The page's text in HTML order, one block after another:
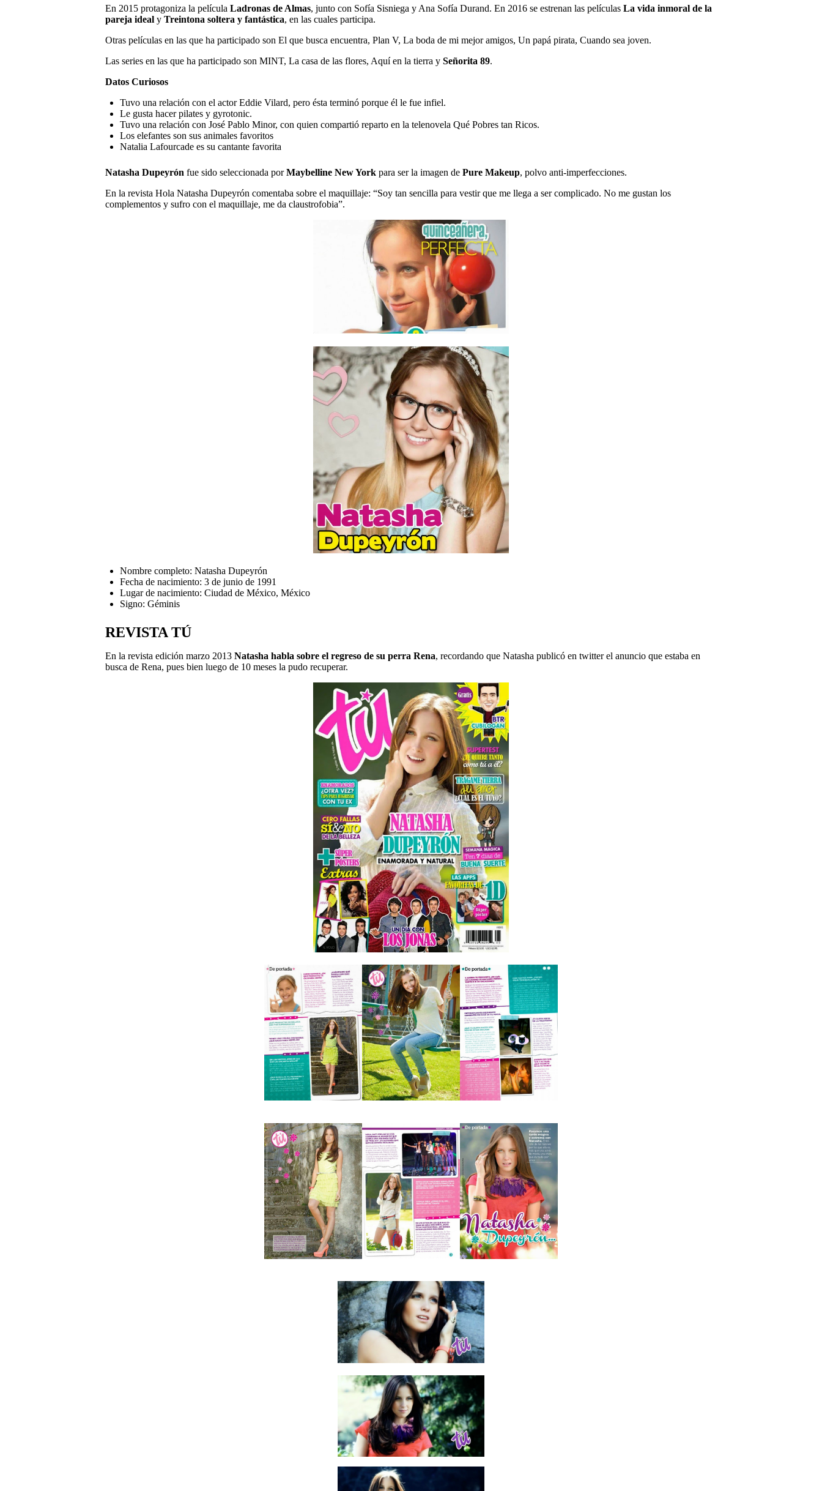
En 2015 protagoniza la película Ladronas de Almas, junto con Sofía Sisniega y Ana Sofía Durand. En 2016 se estrenan las películas La vida inmoral de la
pareja ideal y Treintona soltera y fantástica, en las cuales participa.
Otras películas en las que ha participado son El que busca encuentra, Plan V, La boda de mi mejor amigos, Un papá pirata, Cuando sea joven.
Las series en las que ha participado son MINT, La casa de las flores, Aquí en la tierra y Señorita 89.
Datos Curiosos
Tuvo una relación con el actor Eddie Vilard, pero ésta terminó porque él le fue infiel.
Le gusta hacer pilates y gyrotonic.
Tuvo una relación con José Pablo Minor, con quien compartió reparto en la telenovela Qué Pobres tan Ricos.
Los elefantes son sus animales favoritos
Natalia Lafourcade es su cantante favorita
Natasha Dupeyrón fue sido seleccionada porMaybelline New York para ser la imagen de Pure Makeup, polvo anti-imperfecciones.
En la revista Hola Natasha Dupeyrón comentaba sobre el maquillaje: “Soy tan sencilla para vestir que me llega a ser complicado. No me gustan los
complementos y sufro con el maquillaje, me da claustrofobia”.
Nombre completo: Natasha Dupeyrón
Fecha de nacimiento: 3 de junio de 1991
Lugar de nacimiento: Ciudad de México, México
Signo: Géminis
REVISTA TÚ
En la revista edición marzo 2013 Natasha habla sobre el regreso de su perra Rena, recordando que Natasha publicó en twitter el anuncio que estaba en
busca de Rena, pues bien luego de 10 meses la pudo recuperar.